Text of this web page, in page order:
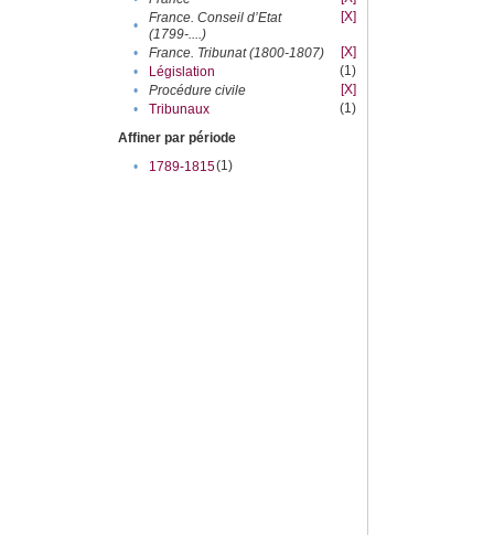
•
France. Conseil d’Etat
(1799-....)
[X]
• France. Tribunat (1800-1807)
[X]
•
Législation
(1)
•
Procédure civile
[X]
•
Tribunaux
(1)
Affiner par période
•
1789-1815(1)